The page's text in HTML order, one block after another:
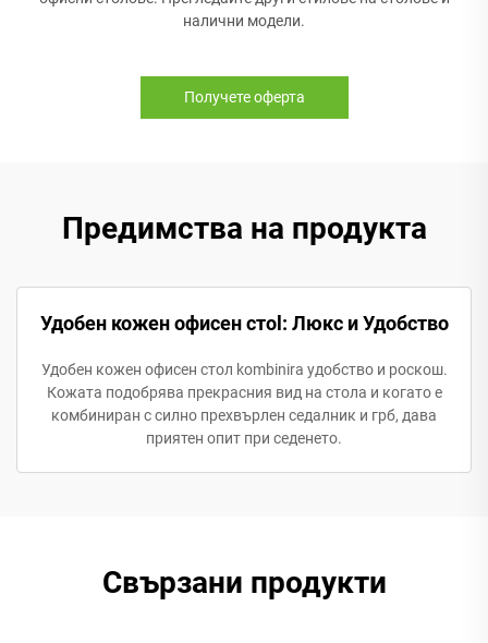
налични модели.
Получете оферта
Предимства на продукта
Удобен кожен офисен стol: Люкс и Удобство
Удобен кожен офисен стол kombinira удобство и роскош.
Кожата подобрява прекрасния вид на стола и когато е
комбиниран с силно прехвърлен седалник и грб, дава
приятен опит при седенето.
Свързани продукти